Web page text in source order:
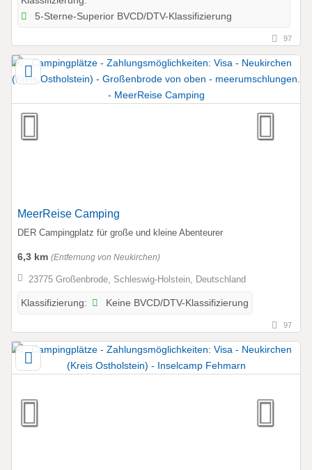
5-Sterne-Superior BVCD/DTV-Klassifizierung
97
MeerReise Camping
DER Campingplatz für große und kleine Abenteurer
6,3 km (Entfernung von Neukirchen)
23775 Großenbrode, Schleswig-Holstein, Deutschland
Klassifizierung: Keine BVCD/DTV-Klassifizierung
97